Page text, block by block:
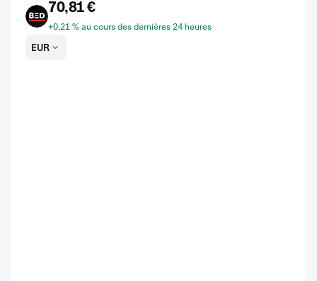
BED
70,81 €
+0,21 % au cours des dernières 24 heures
EUR